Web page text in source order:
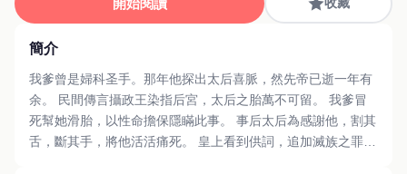
開始閱讀
簡介
我爹曾是婦科圣手。那年他探出太后喜脈，然先帝已逝一年有
余。 民間傳言攝政王染指后宮，太后之胎萬不可留。 我爹冒
死幫她滑胎，以性命擔保隱瞞此事。 事后太后為感謝他，割其
舌，斷其手，將他活活痛死。 皇上看到供詞，追加滅族之罪。